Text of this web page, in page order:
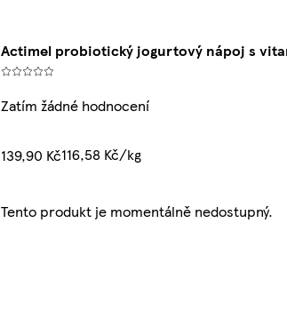
Actimel probiotický jogurtový nápoj s
Zatím žádné hodnocení
139,90 Kč116,58 Kč/kg
Tento produkt je momentálně nedostupný.